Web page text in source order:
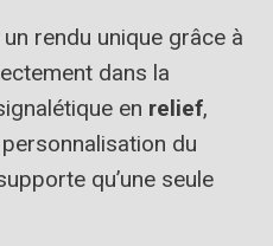
rendu unique grâce à
dans la
en relief,
du
qu’une seule